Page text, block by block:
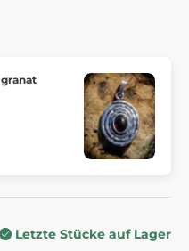
Letzte Stücke auf Lager